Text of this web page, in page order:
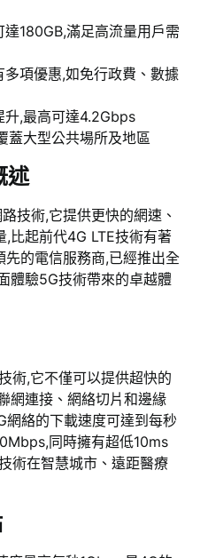
180GB,滿足高流量用戶需
項優惠,如免行政費、數據
,最高可達4.2Gbps
蓋大型公共場所及地區
述
技術,它提供更快的網速、
比起前代4G LTE技術有著
的電信服務商,已經推出全
體驗5G技術帶來的卓越體
術,它不僅可以提供超快的
網連接、網絡切片和邊緣
網絡的下載速度可達到每秒
同時擁有超低10ms
術在智慧城市、遠距醫療